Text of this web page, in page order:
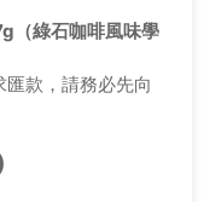
（綠石咖啡風味學
款，請務必先向